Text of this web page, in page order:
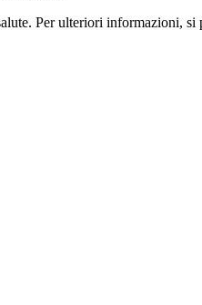
Per ulteriori informazioni,